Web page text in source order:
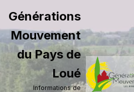
Aller
au
contenu
Générations
Mouvement
du Pays de
Loué
Informations de